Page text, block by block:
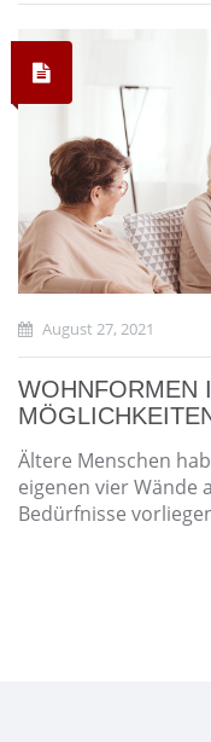
August 27, 2021
WOHNFORMEN
Ältere Menschen
eigenen vier Wände
Bedürfnisse